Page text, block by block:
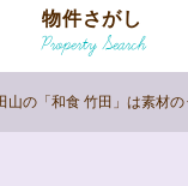
物件さがし
Property Search
山の「和食 竹田」は素材